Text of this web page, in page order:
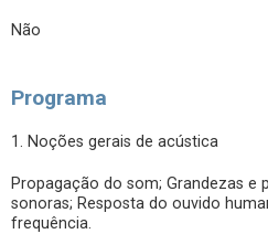
Não
Programa
1. Noções gerais de acústica
Propagação do som; Grandezas e
sonoras; Resposta do ouvido
frequência.